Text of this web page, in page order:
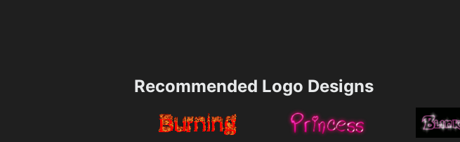
Recommended Logo Designs